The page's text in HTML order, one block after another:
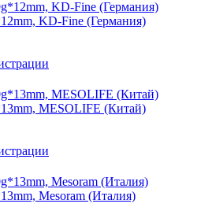
KD-Fine (Германия)
MESOLIFE (Китай)
Mesoram (Италия)